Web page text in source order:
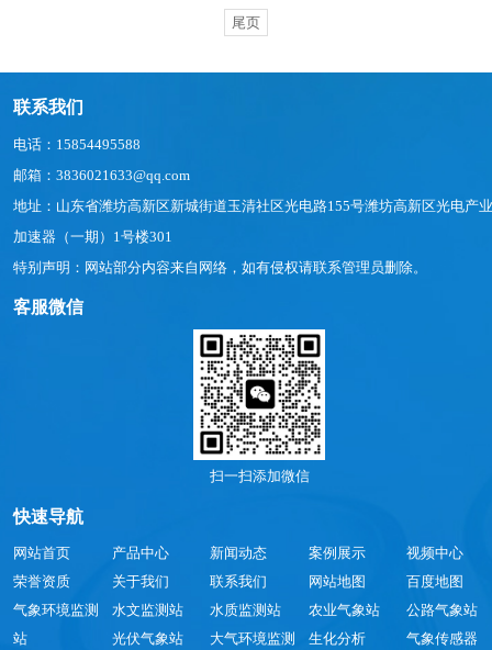
尾页
联系我们
电话：15854495588
邮箱：3836021633@qq.com
地址：山东省潍坊高新区新城街道玉清社区光电路155号潍坊高新区光电产业
加速器（一期）1号楼301
特别声明：网站部分内容来自网络，如有侵权请联系管理员删除。
客服微信
扫一扫添加微信
快速导航
网站首页 产品中心 新闻动态 案例展示
视频中心
荣誉资质
关于我们 联系我们 网站地图
百度地图
气象环境监测
站
水文监测站 水质监测站 农业气象站
公路气象站
光伏气象站
大气环境监测 生化分析 气象传感器